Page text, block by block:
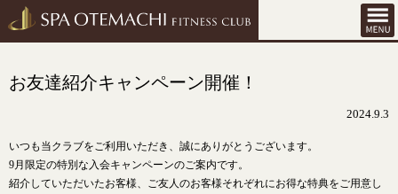
お友達紹介キャンペーン開催！
2024.9.3
いつも当クラブをご利用いただき、誠にありがとうございます。
9月限定の特別な入会キャンペーンのご案内です。
紹介していただいたお客様、ご友人のお客様それぞれにお得な特典をご用意し